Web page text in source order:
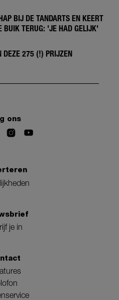
BIJ DE TANDARTS EN KEERT
BUIK TERUG: 'JE HAD GELIJK'
DEZE 275 (!) PRIJZEN
ons
je in